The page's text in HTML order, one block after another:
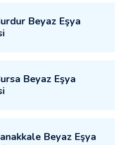
Beyaz Eşya
Beyaz Eşya
Beyaz Eşya